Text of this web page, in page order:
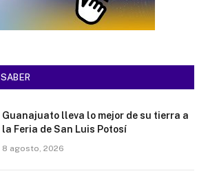
SABER
Guanajuato lleva lo mejor de su tierra a
la Feria de San Luis Potosí
8 agosto, 2026